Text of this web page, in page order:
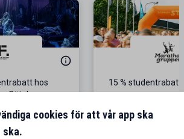
hos
Göteborg
The Black
15 % studentrabatt
cookies för att vår app ska
ska.